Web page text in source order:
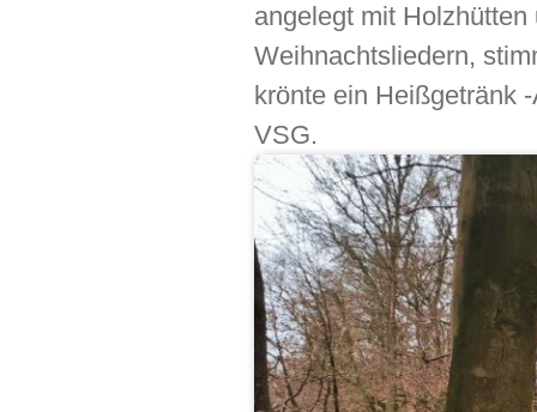
angelegt mit
Weihnachtsliedern,
krönte ein Heißgetränk
VSG.